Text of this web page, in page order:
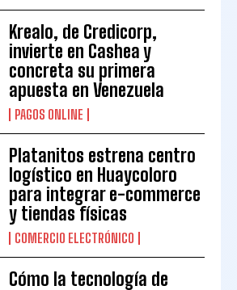
Krealo, de Credicorp,
invierte en Cashea y
concreta su primera
apuesta en Venezuela
PAGOS ONLINE
Platanitos estrena centro
logístico en Huaycoloro
para integrar e-commerce
y tiendas físicas
COMERCIO ELECTRÓNICO
Cómo la tecnología de